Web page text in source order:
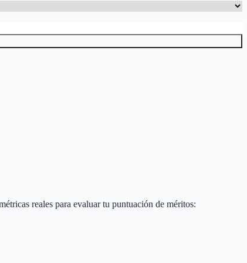
reales para evaluar tu puntuación de méritos: